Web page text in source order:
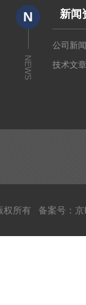
N
NEWS
新闻
公司新
技术文
权所有 备案号：